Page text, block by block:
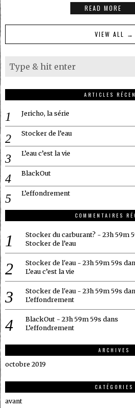
READ MORE
VIEW ALL →
ARTICLES
Jericho, la série
Stocker de l’eau
L’eau c’est la vie
BlackOut
L’effondrement
COMMENTAIRES
Stocker du carburant? - 23h 59m
Stocker de l’eau
Stocker de l'eau - 23h 59m 59s
L’eau c’est la vie
Stocker de l'eau - 23h 59m 59s
L’effondrement
BlackOut - 23h 59m 59s dans
L’effondrement
ARCHIVES
octobre 2019
CATÉGORIES
avant